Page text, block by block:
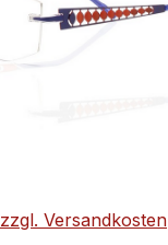
Versandkosten